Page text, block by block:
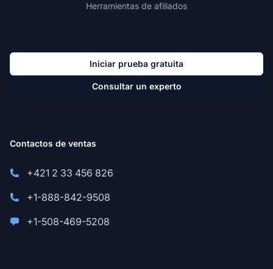
Herramientas de afiliados
Iniciar prueba gratuita
Consultar un experto
Contactos de ventas
+421 2 33 456 826
+1-888-842-9508
+1-508-469-5208